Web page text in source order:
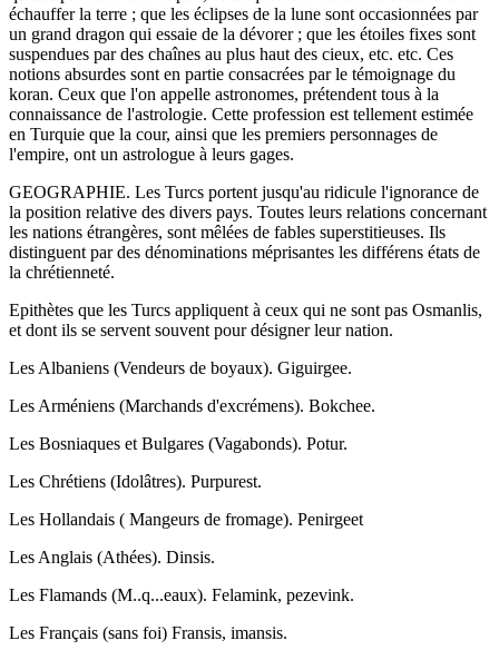
échauffer la terre ; que les éclipses de la lune sont occasionnées par
un grand dragon qui essaie de la dévorer ; que les étoiles fixes sont
suspendues par des chaînes au plus haut des cieux, etc. etc. Ces
notions absurdes sont en partie consacrées par le témoignage du
koran. Ceux que l'on appelle astronomes, prétendent tous à la
connaissance de l'astrologie. Cette profession est tellement estimée
en Turquie que la cour, ainsi que les premiers personnages de
l'empire, ont un astrologue à leurs gages.
GEOGRAPHIE. Les Turcs portent jusqu'au ridicule l'ignorance de
la position relative des divers pays. Toutes leurs relations concernant
les nations étrangères, sont mêlées de fables superstitieuses. Ils
distinguent par des dénominations méprisantes les différens états de
la chrétienneté.
Epithètes que les Turcs appliquent à ceux qui ne sont pas Osmanlis,
et dont ils se servent souvent pour désigner leur nation.
Les Albaniens (Vendeurs de boyaux). Giguirgee.
Les Arméniens (Marchands d'excrémens). Bokchee.
Les Bosniaques et Bulgares (Vagabonds). Potur.
Les Chrétiens (Idolâtres). Purpurest.
Les Hollandais ( Mangeurs de fromage). Penirgeet
Les Anglais (Athées). Dinsis.
Les Flamands (M..q...eaux). Felamink, pezevink.
Les Français (sans foi) Fransis, imansis.